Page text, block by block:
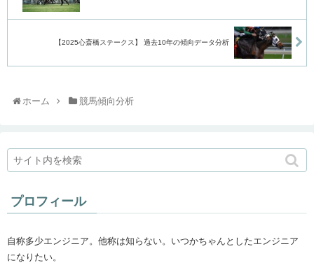
【2025心斎橋ステークス】 過去10年の傾向データ分析
ホーム 競馬傾向分析
プロフィール
自称多少エンジニア。他称は知らない。いつかちゃんとしたエンジニア
になりたい。